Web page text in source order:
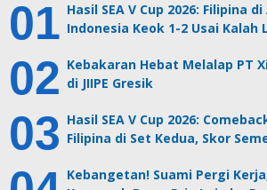
Hasil SEA V Cup 2026: Filipina
Indonesia Keok 1-2 Usai Kalah
Kebakaran Hebat Melalap PT
di JIIPE Gresik
Hasil SEA V Cup 2026:
Filipina di Set Kedua, Skor
Kebangetan! Suami Pergi